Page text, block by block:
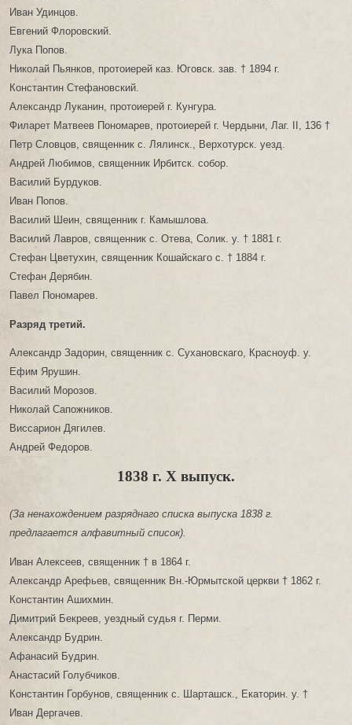
Иван Удинцов.
Евгений Флоровский.
Лука Попов.
Николай Пьянков, протоиерей каз. Юговск. зав. † 1894 г.
Константин Стефановский.
Александр Луканин, протоиерей г. Кунгура.
Филарет Матвеев Пономарев, протоиерей г. Чердыни, Лаг. II, 136 †
Петр Словцов, священник с. Лялинск., Верхотурск. уезд.
Андрей Любимов, священник Ирбитск. собор.
Василий Бурдуков.
Иван Попов.
Василий Шеин, священник г. Камышлова.
Василий Лавров, священник с. Отева, Солик. у. † 1881 г.
Стефан Цветухин, священник Кошайскаго с. † 1884 г.
Стефан Дерябин.
Павел Пономарев.
Разряд третий.
Александр Задорин, священник с. Сухановскаго, Красноуф. у.
Ефим Ярушин.
Василий Морозов.
Николай Сапожников.
Виссарион Дягилев.
Андрей Федоров.
1838 г. X выпуск.
(За ненахождением разряднаго списка выпуска 1838 г.
предлагается алфавитный список).
Иван Алексеев, священник † в 1864 г.
Александр Арефьев, священник Вн.-Юрмытской церкви † 1862 г.
Константин Ашихмин.
Димитрий Бекреев, уездный судья г. Перми.
Александр Будрин.
Афанасий Будрин.
Анастасий Голубчиков.
Константин Горбунов, священник с. Шарташск., Екаторин. у. †
Иван Дергачев.